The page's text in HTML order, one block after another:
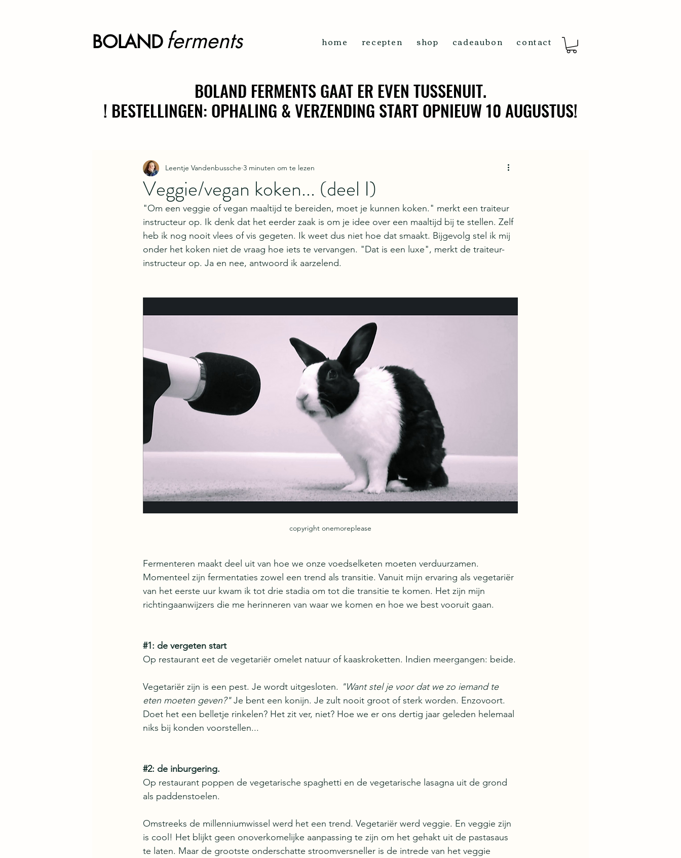
BOLAND ferments home recepten shop cadeaubon contact
Veggie/vegan koken... (deel I)
Leentje Vandenbussche 3 minuten om te lezen
"Om een veggie of vegan maaltijd te bereiden, moet je kunnen koken." merkt een traiteur
instructeur op. Ik denk dat het eerder zaak is om je idee over een maaltijd bij te stellen. Zelf
heb ik nog nooit vlees of vis gegeten. Ik weet dus niet hoe dat smaakt. Bijgevolg stel ik mij
onder het koken niet de vraag hoe iets te vervangen. "Dat is een luxe", merkt de traiteur-
instructeur op. Ja en nee, antwoord ik aarzelend.
copyright onemoreplease
Fermenteren maakt deel uit van hoe we onze voedselketen moeten verduurzamen.
Momenteel zijn fermentaties zowel een trend als transitie. Vanuit mijn ervaring als vegetariër
van het eerste uur kwam ik tot drie stadia om tot die transitie te komen. Het zijn mijn
richtingaanwijzers die me herinneren van waar we komen en hoe we best vooruit gaan.
#1: de vergeten start
Op restaurant eet de vegetariër omelet natuur of kaaskroketten. Indien meergangen: beide.
Vegetariër zijn is een pest. Je wordt uitgesloten. "Want stel je voor dat we zo iemand te
eten moeten geven?" Je bent een konijn. Je zult nooit groot of sterk worden. Enzovoort.
Doet het een belletje rinkelen? Het zit ver, niet? Hoe we er ons dertig jaar geleden helemaal
niks bij konden voorstellen...
#2: de inburgering.
Op restaurant poppen de vegetarische spaghetti en de vegetarische lasagna uit de grond
als paddenstoelen.
Omstreeks de millenniumwissel werd het een trend. Vegetariër werd veggie. En veggie zijn
is cool! Het blijkt geen onoverkomelijke aanpassing te zijn om het gehakt uit de pastasaus
te laten. Maar de grootste onderschatte stroomversneller is de intrede van het veggie
BOLAND FERMENTS GAAT ER EVEN TUSSENUIT.
! BESTELLINGEN: OPHALING & VERZENDING START OPNIEUW 10 AUGUSTUS!
BOLAND FERMENTS GAAT ER EVEN TUSSENUIT.
! BESTELLINGEN: OPHALING & VERZENDING START OPNIEUW 10 AUGUSTUS!